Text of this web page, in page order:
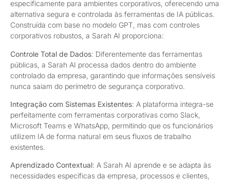
especificamente para ambientes corporativos, oferecendo uma
alternativa segura e controlada às ferramentas de IA públicas.
Construída com base no modelo GPT, mas com controles
corporativos robustos, a Sarah AI proporciona:
Controle Total de Dados: Diferentemente das ferramentas
públicas, a Sarah AI processa dados dentro do ambiente
controlado da empresa, garantindo que informações sensíveis
nunca saiam do perímetro de segurança corporativo.
Integração com Sistemas Existentes: A plataforma integra-se
perfeitamente com ferramentas corporativas como Slack,
Microsoft Teams e WhatsApp, permitindo que os funcionários
utilizem IA de forma natural em seus fluxos de trabalho
existentes.
Aprendizado Contextual: A Sarah AI aprende e se adapta às
necessidades específicas da empresa, processos e clientes,